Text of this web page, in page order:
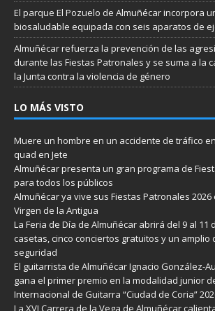
El parque El Pozuelo de Almuñécar incorpora
biosaludable equipada con seis aparatos de
Almuñécar refuerza la prevención de las
durante las Fiestas Patronales y se suma a la
la Junta contra la violencia de género
LO MÁS VISTO
Muere un hombre en un accidente de tráfico
quad en Jete
Almuñécar presenta un gran programa de
para todos los públicos
Almuñécar ya vive sus Fiestas Patronales
Virgen de la Antigua
La Feria de Día de Almuñécar abrirá del 9 al 11
casetas, cinco conciertos gratuitos y un amplio
seguridad
El guitarrista de Almuñécar Ignacio González-
gana el primer premio en la modalidad junior
Internacional de Guitarra “Ciudad de Coria”
La XVI Carrera de la Vega de Almuñécar